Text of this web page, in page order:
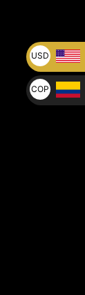
USD
U$
COP
$